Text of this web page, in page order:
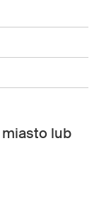
miasto lub